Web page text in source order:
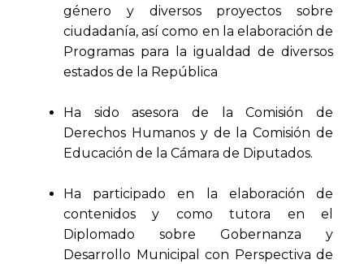
género y diversos proyectos sobre
ciudadanía, así como en la elaboración de
Programas para la igualdad de diversos
estados de la República
Ha sido asesora de la Comisión de
Derechos Humanos y de la Comisión de
Educación de la Cámara de Diputados.
Ha participado en la elaboración de
contenidos y como tutora en el
Diplomado sobre Gobernanza y
Desarrollo Municipal con Perspectiva de